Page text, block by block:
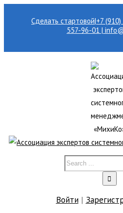
Сделать стартовой|+7
557-96-01 |
Войти|